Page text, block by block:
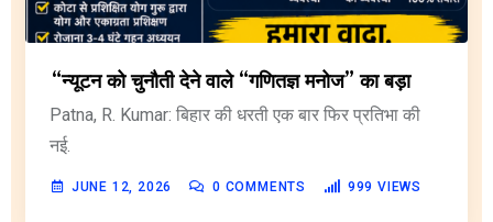
“न्यूटन को चुनौती देने वाले “गणितज्ञ मनोज” का बड़ा
Patna, R. Kumar: बिहार की धरती एक बार फिर प्रतिभा की
नई.
JUNE 12, 2026 0 COMMENTS 999 VIEWS